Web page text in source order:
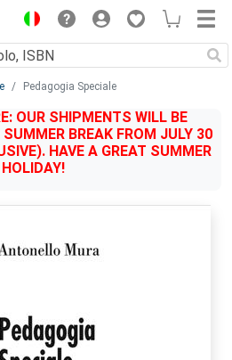
Pedagogia Speciale
OUR SHIPMENTS WILL BE
BREAK FROM JULY 30
HAVE A GREAT SUMMER
HOLIDAY!